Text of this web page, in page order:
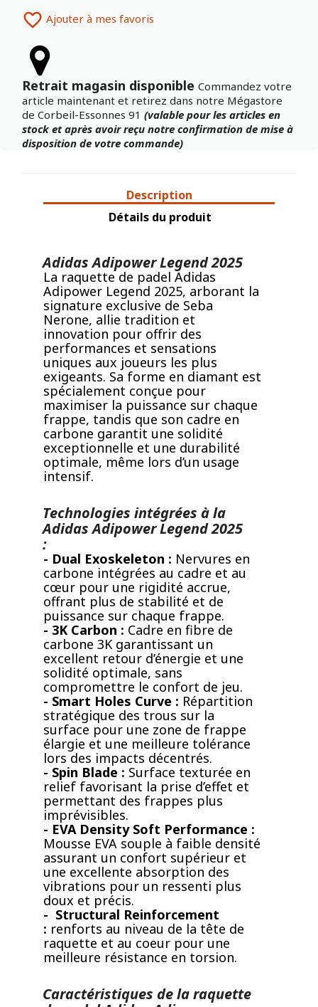
 Ajouter à mes favoris
Retrait magasin disponible Commandez votre
article maintenant et retirez dans notre Mégastore
de Corbeil-Essonnes 91 (valable pour les articles en
stock et après avoir reçu notre confirmation de mise à
disposition de votre commande)
Description
Détails du produit
Adidas Adipower Legend 2025
La raquette de padel Adidas
Adipower Legend 2025, arborant la
signature exclusive de Seba
Nerone, allie tradition et
innovation pour offrir des
performances et sensations
uniques aux joueurs les plus
exigeants. Sa forme en diamant est
spécialement conçue pour
maximiser la puissance sur chaque
frappe, tandis que son cadre en
carbone garantit une solidité
exceptionnelle et une durabilité
optimale, même lors d’un usage
intensif.
Technologies intégrées à la
Adidas Adipower Legend 2025
:
- Dual Exoskeleton : Nervures en
carbone intégrées au cadre et au
cœur pour une rigidité accrue,
offrant plus de stabilité et de
puissance sur chaque frappe.
- 3K Carbon : Cadre en fibre de
carbone 3K garantissant un
excellent retour d’énergie et une
solidité optimale, sans
compromettre le confort de jeu.
- Smart Holes Curve : Répartition
stratégique des trous sur la
surface pour une zone de frappe
élargie et une meilleure tolérance
lors des impacts décentrés.
- Spin Blade : Surface texturée en
relief favorisant la prise d’effet et
permettant des frappes plus
imprévisibles.
- EVA Density Soft Performance :
Mousse EVA souple à faible densité
assurant un confort supérieur et
une excellente absorption des
vibrations pour un ressenti plus
doux et précis.
- Structural Reinforcement
: renforts au niveau de la tête de
raquette et au coeur pour une
meilleure résistance en torsion.
Caractéristiques de la raquette